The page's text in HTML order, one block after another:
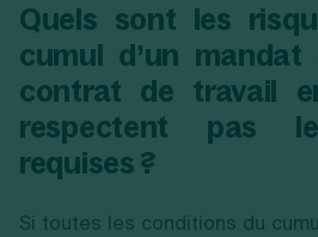
Quels sont les
cumul d’un mandat
contrat de travail
respectent pas
requises ?
Si toutes les conditions du